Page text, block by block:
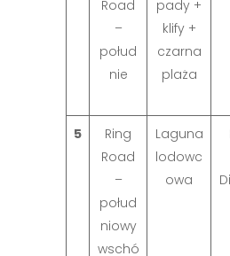
Road
–
połud
nie
pady +
klify +
czarna
plaża
5
Ring
Road
–
połud
niowy
wschó
Laguna
lodowc
owa